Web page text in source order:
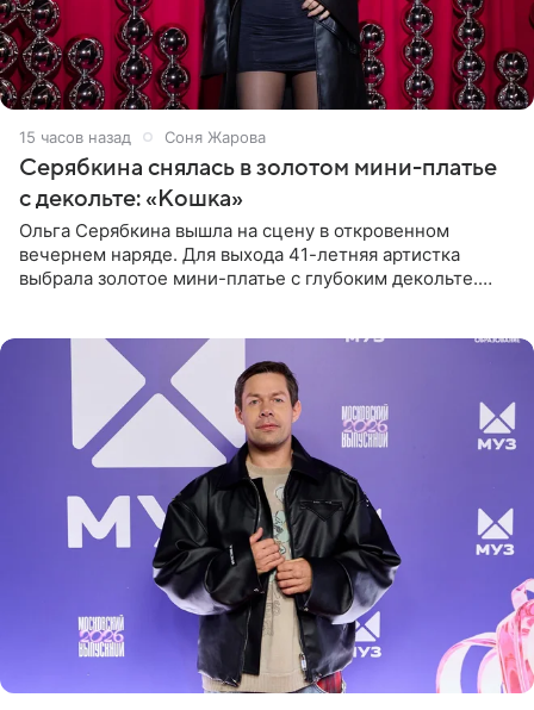
15 часов назад Соня Жарова
Серябкина снялась в золотом мини-платье
с декольте: «Кошка»
Ольга Серябкина вышла на сцену в откровенном
вечернем наряде. Для выхода 41-летняя артистка
выбрала золотое мини-платье с глубоким декольте.